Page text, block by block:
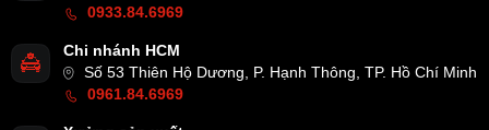
0933.84.6969
Chi nhánh HCM
Số 53 Thiên Hộ Dương, P. Hạnh Thông, TP. Hồ Chí Minh
0961.84.6969